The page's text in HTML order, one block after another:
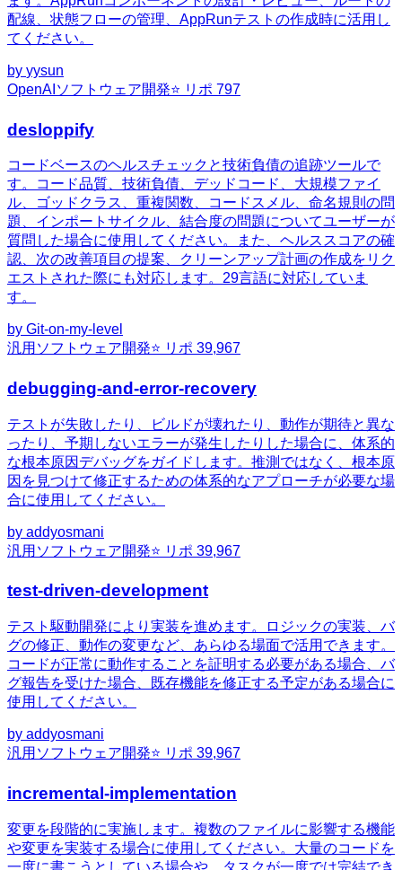
配線、状態フローの管理、AppRunテストの作成時に活用し
てください。
by yysun
OpenAI ソフトウェア開発⭐ リポ 797
desloppify
コードベースのヘルスチェックと技術負債の追跡ツールで
す。コード品質、技術負債、デッドコード、大規模ファイ
ル、ゴッドクラス、重複関数、コードスメル、命名規則の問
題、インポートサイクル、結合度の問題についてユーザーが
質問した場合に使用してください。また、ヘルススコアの確
認、次の改善項目の提案、クリーンアップ計画の作成をリク
エストされた際にも対応します。29言語に対応していま
す。
by Git-on-my-level
汎用 ソフトウェア開発⭐ リポ 39,967
debugging-and-error-recovery
テストが失敗したり、ビルドが壊れたり、動作が期待と異な
ったり、予期しないエラーが発生したりした場合に、体系的
な根本原因デバッグをガイドします。推測ではなく、根本原
因を見つけて修正するための体系的なアプローチが必要な場
合に使用してください。
by addyosmani
汎用 ソフトウェア開発⭐ リポ 39,967
test-driven-development
テスト駆動開発により実装を進めます。ロジックの実装、バ
グの修正、動作の変更など、あらゆる場面で活用できます。
コードが正常に動作することを証明する必要がある場合、バ
グ報告を受けた場合、既存機能を修正する予定がある場合に
使用してください。
by addyosmani
汎用 ソフトウェア開発⭐ リポ 39,967
incremental-implementation
変更を段階的に実施します。複数のファイルに影響する機能
や変更を実装する場合に使用してください。大量のコードを
一度に書こうとしている場合や、タスクが一度では完結でき